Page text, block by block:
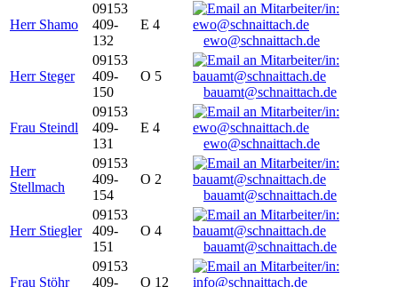
Herr Shamo
09153
409-
132
E 4
ewo@schnaittach.de
Herr Steger
09153
409-
150
O 5
bauamt@schnaittach.de
Frau Steindl
09153
409-
131
E 4
ewo@schnaittach.de
Herr
Stellmach
09153
409-
154
O 2
bauamt@schnaittach.de
Herr Stiegler
09153
409-
151
O 4
bauamt@schnaittach.de
Frau Stöhr
09153
409-
O 12